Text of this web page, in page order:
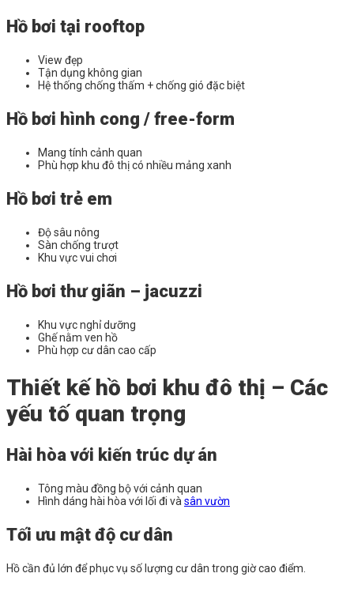
Hồ bơi tại rooftop
View đẹp
Tận dụng không gian
Hệ thống chống thấm + chống gió đặc biệt
Hồ bơi hình cong / free-form
Mang tính cảnh quan
Phù hợp khu đô thị có nhiều mảng xanh
Hồ bơi trẻ em
Độ sâu nông
Sàn chống trượt
Khu vực vui chơi
Hồ bơi thư giãn – jacuzzi
Khu vực nghỉ dưỡng
Ghế nằm ven hồ
Phù hợp cư dân cao cấp
Thiết kế hồ bơi khu đô thị – Các
yếu tố quan trọng
Hài hòa với kiến trúc dự án
Tông màu đồng bộ với cảnh quan
Hình dáng hài hòa với lối đi vàsân vườn
Tối ưu mật độ cư dân
Hồ cần đủ lớn để phục vụ số lượng cư dân trong giờ cao điểm.